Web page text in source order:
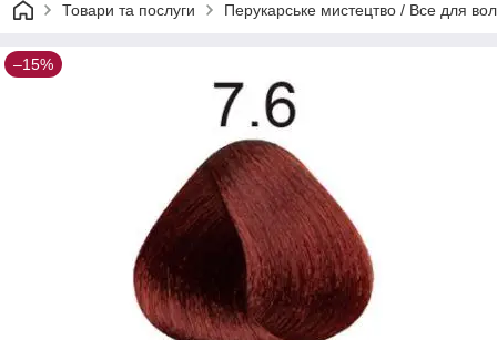
Товари та послуги Перукарське мистецтво / Все для
–15%